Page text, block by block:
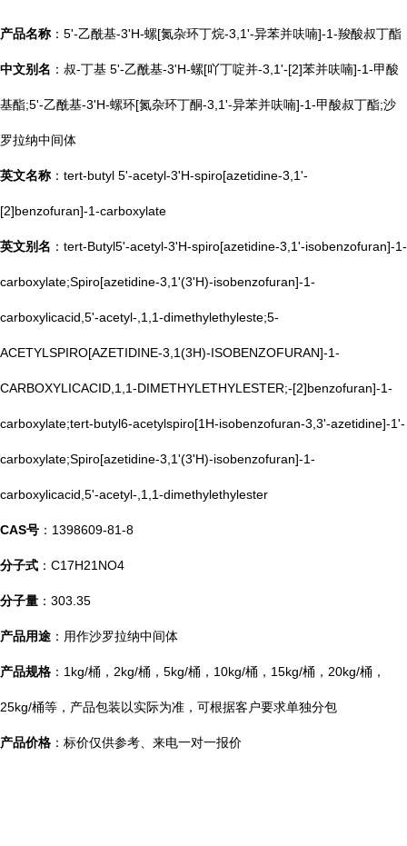
产品名称 ：5'-乙酰基-3'H-螺[氮杂环丁烷-3,1'-异苯并呋喃]-1-羧酸叔丁酯
中文别名 ：叔-丁基 5'-乙酰基-3'H-螺[吖丁啶并-3,1'-[2]苯并呋喃]-1-甲酸
基酯;5'-乙酰基-3'H-螺环[氮杂环丁酮-3,1'-异苯并呋喃]-1-甲酸叔丁酯;沙
罗拉纳中间体
英文名称 ：tert-butyl 5'-acetyl-3'H-spiro[azetidine-3,1'-
[2]benzofuran]-1-carboxylate
英文别名 ：tert-Butyl5'-acetyl-3'H-spiro[azetidine-3,1'-isobenzofuran]-1-
carboxylate;Spiro[azetidine-3,1'(3'H)-isobenzofuran]-1-
carboxylicacid,5'-acetyl-,1,1-dimethylethyleste;5-
ACETYLSPIRO[AZETIDINE-3,1(3H)-ISOBENZOFURAN]-1-
CARBOXYLICACID,1,1-DIMETHYLETHYLESTER;-[2]benzofuran]-1-
carboxylate;tert-butyl6-acetylspiro[1H-isobenzofuran-3,3'-azetidine]-1'-
carboxylate;Spiro[azetidine-3,1'(3'H)-isobenzofuran]-1-
carboxylicacid,5'-acetyl-,1,1-dimethylethylester
CAS号 ：1398609-81-8
分子式 ：C17H21NO4
分子量 ：303.35
产品用途 ：用作沙罗拉纳中间体
产品规格 ：1kg/桶，2kg/桶，5kg/桶，10kg/桶，15kg/桶，20kg/桶，
25kg/桶等，产品包装以实际为准，可根据客户要求单独分包
产品价格 ：标价仅供参考、来电一对一报价